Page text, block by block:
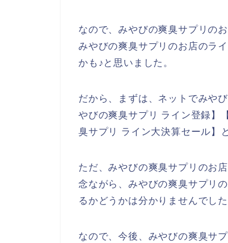
なので、みやびの爽臭サプリの
みやびの爽臭サプリのお店のラ
かも♪と思いました。
だから、まずは、ネットでみや
やびの爽臭サプリ ライン登録】
臭サプリ ライン大決算セール】
ただ、みやびの爽臭サプリのお
念ながら、みやびの爽臭サプリ
るかどうかは分かりませんでした
なので、今後、みやびの爽臭サ